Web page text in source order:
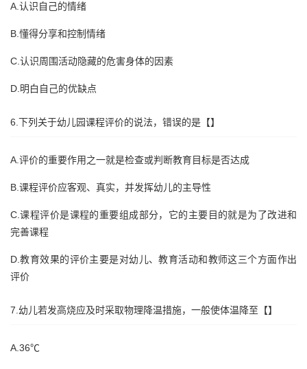
A.认识自己的情绪
B.懂得分享和控制情绪
C.认识周围活动隐藏的危害身体的因素
D.明白自己的优缺点
6.下列关于幼儿园课程评价的说法，错误的是【】
A.评价的重要作用之一就是检查或判断教育目标是否达成
B.课程评价应客观、真实，并发挥幼儿的主导性
C.课程评价是课程的重要组成部分，它的主要目的就是为了改进和
完善课程
D.教育效果的评价主要是对幼儿、教育活动和教师这三个方面作出
评价
7.幼儿若发高烧应及时采取物理降温措施，一般使体温降至【】
A.36℃